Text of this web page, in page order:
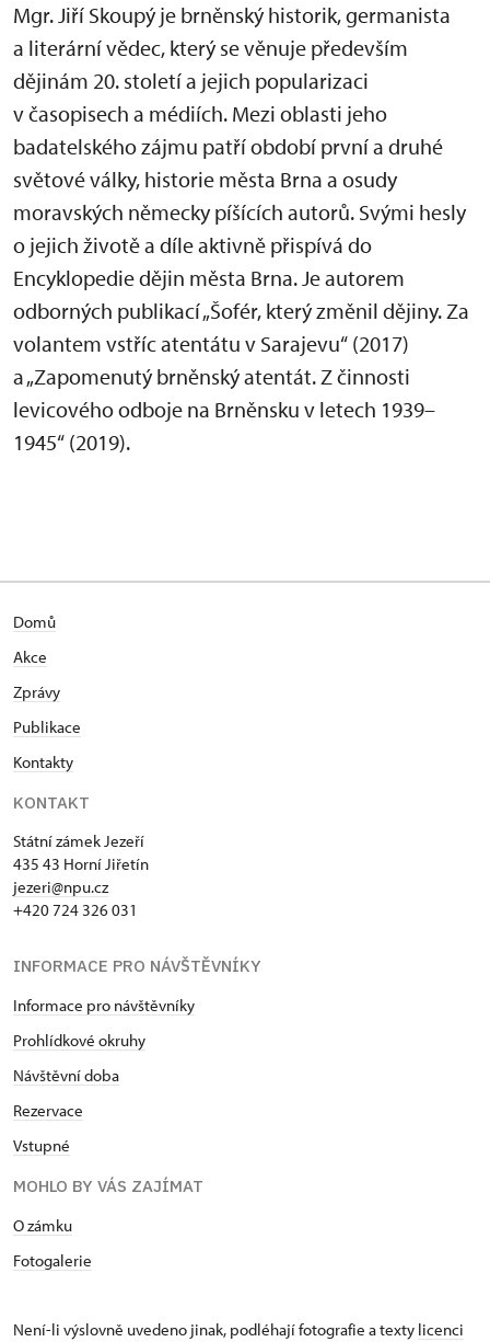
Mgr. Jiří Skoupý je brněnský historik, germanista
a literární vědec, který se věnuje především
dějinám 20. století a jejich popularizaci
v časopisech a médiích. Mezi oblasti jeho
badatelského zájmu patří období první a druhé
světové války, historie města Brna a osudy
moravských německy píšících autorů. Svými hesly
o jejich životě a díle aktivně přispívá do
Encyklopedie dějin města Brna. Je autorem
odborných publikací „Šofér, který změnil dějiny. Za
volantem vstříc atentátu v Sarajevu“ (2017)
a „Zapomenutý brněnský atentát. Z činnosti
levicového odboje na Brněnsku v letech 1939–
1945“ (2019).
Domů
Akce
Zprávy
Publikace
Kontakty
KONTAKT
Státní zámek Jezeří
435 43 Horní Jiřetín
jezeri@npu.cz
+420 724 326 031
INFORMACE PRO NÁVŠTĚVNÍKY
Informace pro návštěvníky
Prohlídkové okruhy
Návštěvní doba
Rezervace
Vstupné
MOHLO BY VÁS ZAJÍMAT
O zámku
Fotogalerie
Není-li výslovně uvedeno jinak, podléhají fotografie a texty licenci